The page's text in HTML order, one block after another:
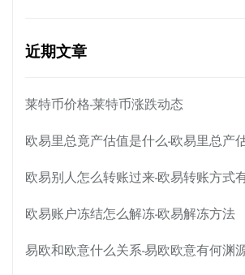
近期文章
莱特币价格-莱特币涨跌动态
欧易里总竟产估值是什么-欧易里总产
欧易别人怎么转账过来-欧易转账方式
欧易账户冻结怎么解冻-欧易解冻方法
易欧和欧意什么关系-易欧欧意有何渊